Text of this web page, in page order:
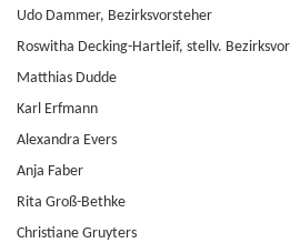
Udo Dammer, Bezirksvorsteher
Roswitha Decking-Hartleif, stellv.
Matthias Dudde
Karl Erfmann
Alexandra Evers
Anja Faber
Rita Groß-Bethke
Christiane Gruyters